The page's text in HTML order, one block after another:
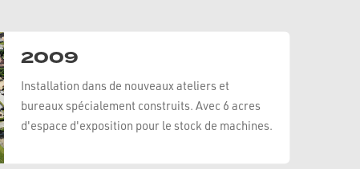
2009
Installation dans de nouveaux ateliers et
bureaux spécialement construits. Avec 6 acres
d'espace d'exposition pour le stock de machines.